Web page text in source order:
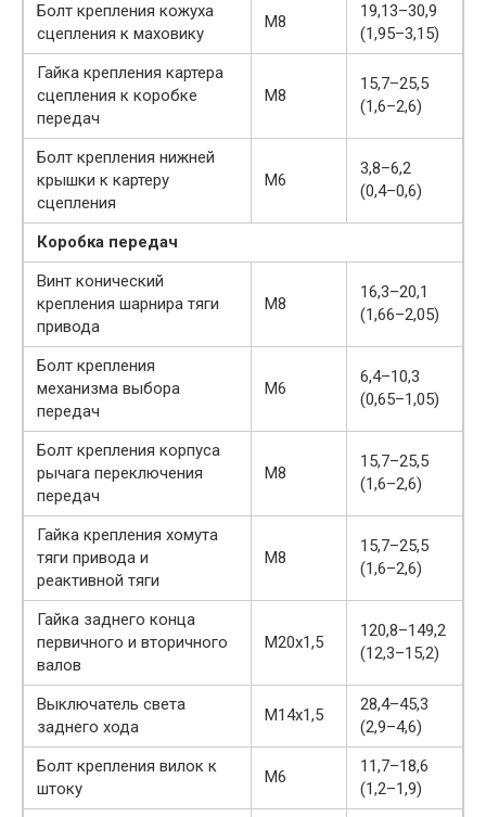
Болт крепления кожуха
сцепления к маховику
М8
19,13–30,9
(1,95–3,15)
Гайка крепления картера
сцепления к коробке
передач
М8
15,7–25,5
(1,6–2,6)
Болт крепления нижней
крышки к картеру
сцепления
М6
3,8–6,2
(0,4–0,6)
Коробка передач
Винт конический
крепления шарнира тяги
привода
М8
16,3–20,1
(1,66–2,05)
Болт крепления
механизма выбора
передач
М6
6,4–10,3
(0,65–1,05)
Болт крепления корпуса
рычага переключения
передач
М8
15,7–25,5
(1,6–2,6)
Гайка крепления хомута
тяги привода и
реактивной тяги
М8
15,7–25,5
(1,6–2,6)
Гайка заднего конца
первичного и вторичного
валов
М20х1,5
120,8–149,2
(12,3–15,2)
Выключатель света
заднего хода
М14х1,5
28,4–45,3
(2,9–4,6)
Болт крепления вилок к
штоку
М6
11,7–18,6
(1,2–1,9)